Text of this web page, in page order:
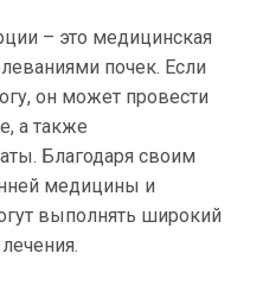
– это медицинская
почек. Если
он может провести
а также
Благодаря своим
медицины и
выполнять широкий